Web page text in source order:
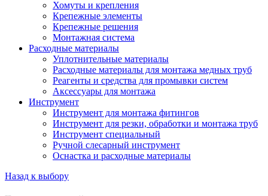
Хомуты и крепления
Крепежные элементы
Крепежные решения
Монтажная система
Расходные материалы
Уплотнительные материалы
Расходные материалы для монтажа медных труб
Реагенты и средства для промывки систем
Аксессуары для монтажа
Инструмент
Инструмент для монтажа фитингов
Инструмент для резки, обработки и монтажа труб
Инструмент специальный
Ручной слесарный инструмент
Оснастка и расходные материалы
Назад к выбору